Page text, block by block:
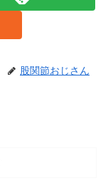
股関節おじさん